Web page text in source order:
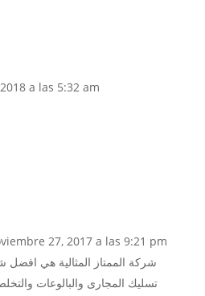
a las 5:32 am
27, 2017 a las 9:21 pm
شركة الممتاز المثالية هي
تسليك المجارى والبالوعات